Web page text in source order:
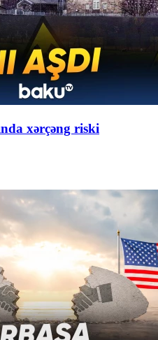
xərçəng riski